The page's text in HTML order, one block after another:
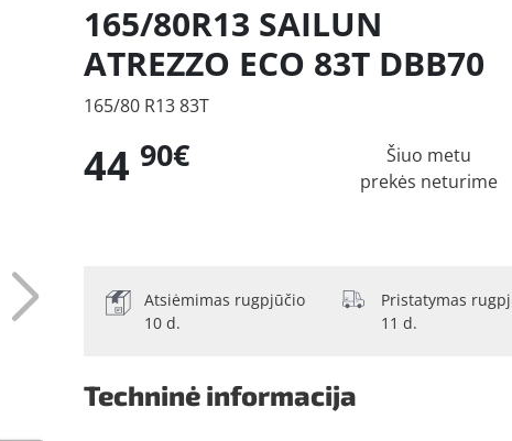
165/80R13 SAILUN
ATREZZO ECO 83T DBB70
165/80 R13 83T
44 90€
Šiuo metu
prekės neturime
Atsiėmimas rugpjūčio
10 d.
Pristatymas
11 d.
Techninė informacija